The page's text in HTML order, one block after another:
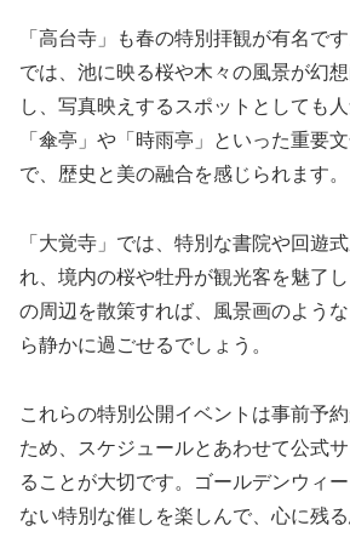
「高台寺」も春の特別拝観が有名で
では、池に映る桜や木々の風景が幻
し、写真映えするスポットとしても
「傘亭」や「時雨亭」といった重要
で、歴史と美の融合を感じられます。
「大覚寺」では、特別な書院や回遊
れ、境内の桜や牡丹が観光客を魅了
の周辺を散策すれば、風景画のよう
ら静かに過ごせるでしょう。
これらの特別公開イベントは事前予
ため、スケジュールとあわせて公式
ることが大切です。ゴールデンウィ
ない特別な催しを楽しんで、心に残